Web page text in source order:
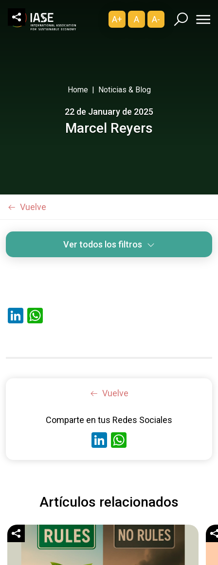
A+ A A-
Home Noticias & Blog
22 de January de 2025
Marcel Reyers
Vuelve
Ver todos los filtros
LinkedIn
Vuelve
Comparte en tus Redes Sociales
LinkedIn
Artículos relacionados